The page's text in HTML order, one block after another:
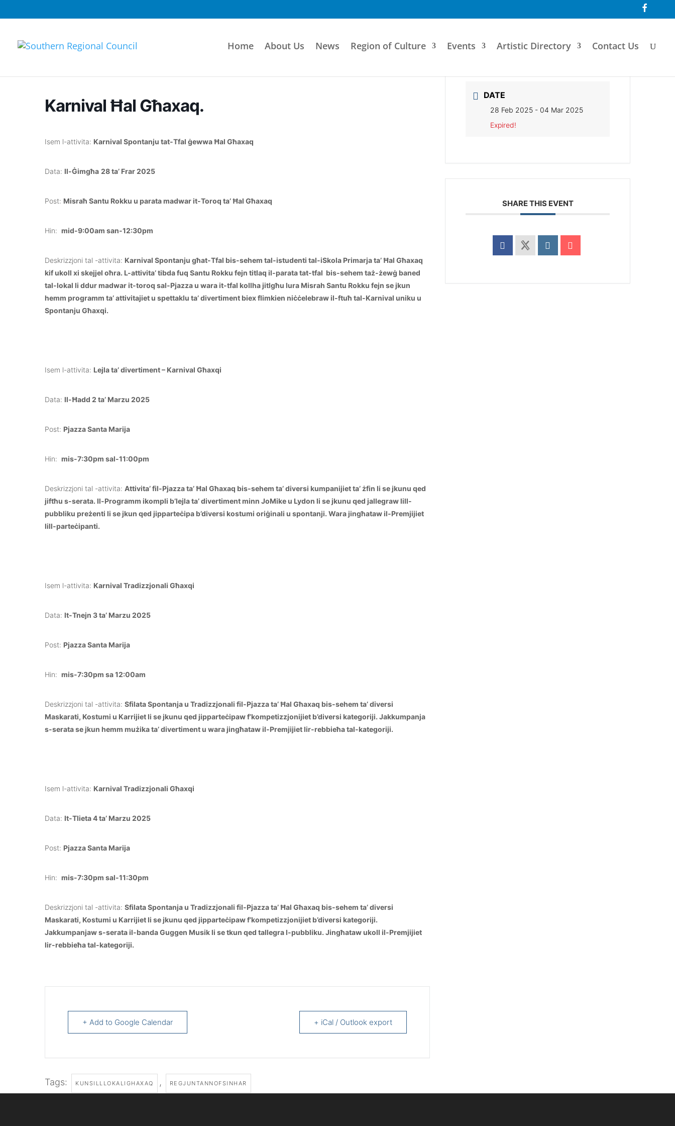
o
o
Home About Us News Region of Culture Events Artistic Directory Contact Us
Karnival Ħal Għaxaq.
Isem l-attivita: Karnival Spontanju tat-Tfal ġewwa Ħal Għaxaq
Data: Il-Ġimgħa 28 ta’ Frar 2025
Post: Misraħ Santu Rokku u parata madwar it-Toroq ta’ Ħal Għaxaq
Hin: mid-9:00am san-12:30pm
Deskrizzjoni tal -attivita: Karnival Spontanju għat-Tfal bis-sehem tal-istudenti tal-iSkola Primarja ta’ Ħal Għaxaq
kif ukoll xi skejjel oħra. L-attivita’ tibda fuq Santu Rokku fejn titlaq il-parata tat-tfal bis-sehem taż-żewġ baned
tal-lokal li ddur madwar it-toroq sal-Pjazza u wara it-tfal kollha jitlgħu lura Misrah Santu Rokku fejn se jkun
hemm programm ta’ attivitajiet u spettaklu ta’ divertiment biex flimkien niċċelebraw il-ftuħ tal-Karnival uniku u
Spontanju Għaxqi.
Isem l-attivita: Lejla ta’ divertiment – Karnival Għaxqi
Data: Il-Ħadd 2 ta’ Marzu 2025
Post: Pjazza Santa Marija
Hin: mis-7:30pm sal-11:00pm
Deskrizzjoni tal -attivita: Attivita’ fil-Pjazza ta’ Ħal Għaxaq bis-sehem ta’ diversi kumpanijiet ta’ żfin li se jkunu qed
jiftħu s-serata. Il-Programm ikompli b’lejla ta’ divertiment minn JoMike u Lydon li se jkunu qed jallegraw lill-
pubbliku preżenti li se jkun qed jipparteċipa b’diversi kostumi oriġinali u spontanji. Wara jingħataw il-Premjijiet
lill-parteċipanti.
Isem l-attivita: Karnival Tradizzjonali Għaxqi
Data: It-Tnejn 3 ta’ Marzu 2025
Post: Pjazza Santa Marija
Hin: mis-7:30pm sa 12:00am
Deskrizzjoni tal -attivita: Sfilata Spontanja u Tradizzjonali fil-Pjazza ta’ Ħal Għaxaq bis-sehem ta’ diversi
Maskarati, Kostumi u Karrijiet li se jkunu qed jipparteċipaw f’kompetizzjonijiet b’diversi kategoriji. Jakkumpanja
s-serata se jkun hemm mużika ta’ divertiment u wara jingħataw il-Premjijiet lir-rebbieħa tal-kategoriji.
Isem l-attivita: Karnival Tradizzjonali Għaxqi
Data: It-Tlieta 4 ta’ Marzu 2025
Post: Pjazza Santa Marija
Hin: mis-7:30pm sal-11:30pm
Deskrizzjoni tal -attivita: Sfilata Spontanja u Tradizzjonali fil-Pjazza ta’ Ħal Għaxaq bis-sehem ta’ diversi
Maskarati, Kostumi u Karrijiet li se jkunu qed jipparteċipaw f’kompetizzjonijiet b’diversi kategoriji.
Jakkumpanjaw s-serata il-banda Guggen Musik li se tkun qed tallegra l-pubbliku. Jingħataw ukoll il-Premjijiet
lir-rebbieħa tal-kategoriji.
+ Add to Google Calendar + iCal / Outlook export
Tags: KUNSILLLOKALIGHAXAQ , REGJUNTANNOFSINHAR
DATE
28 Feb 2025 - 04 Mar 2025
Expired!
SHARE THIS EVENT